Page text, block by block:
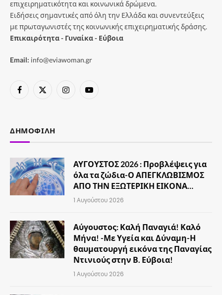
επιχειρηματικότητα και κοινωνικά δρώμενα.
Ειδήσεις σημαντικές από όλη την Ελλάδα και συνεντεύξεις
με πρωταγωνιστές της κοινωνικής επιχειρηματικής δράσης.
Επικαιρότητα - Γυναίκα - Εύβοια
Email: info@eviawoman.gr
Facebook
X
InstagramYouTube
ΔΗΜΟΦΙΛΉ
ΑΥΓΟΥΣΤΟΣ 2026 : Προβλέψεις για
όλα τα ζώδια-Ο ΑΠΕΓΚΛΩΒΙΣΜΟΣ
ΑΠΟ ΤΗΝ ΕΞΩΤΕΡΙΚΗ ΕΙΚΟΝΑ…
1 Αυγούστου 2026
Αύγουστος: Καλή Παναγιά! Καλό
Μήνα! -Με Υγεία και Δύναμη-Η
θαυματουργή εικόνα της Παναγίας
Ντινιούς στην Β. Εύβοια!
1 Αυγούστου 2026